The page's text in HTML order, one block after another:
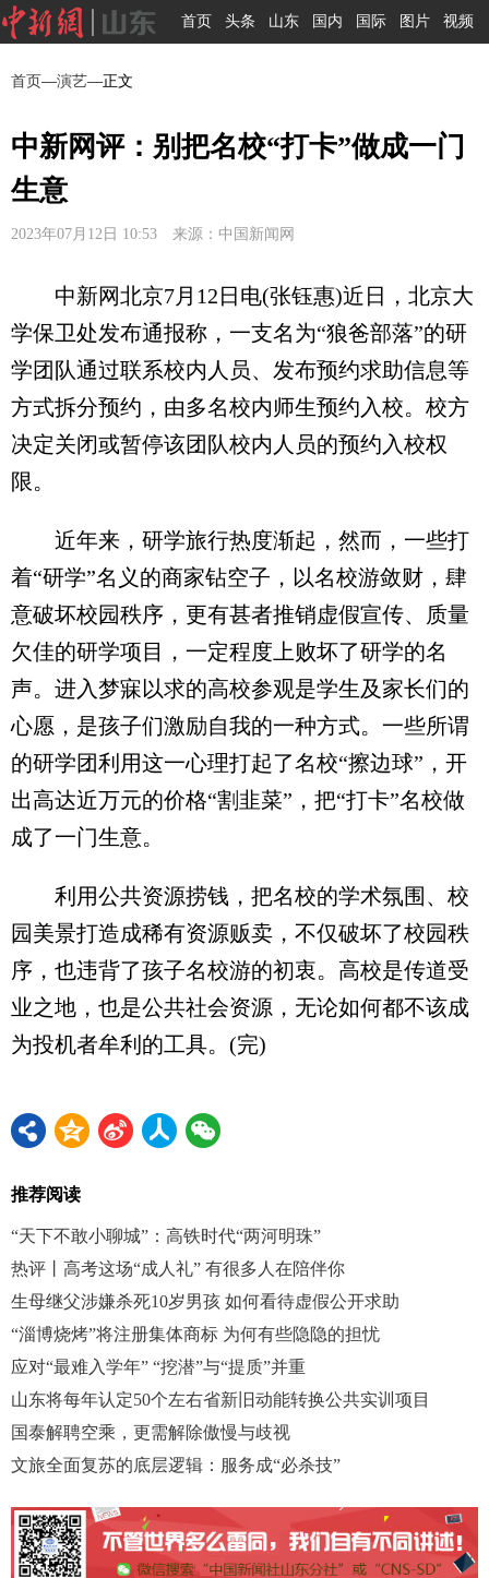
首页 头条 山东 国内 国际 图片 视频
首页—演艺—正文
中新网评：别把名校“打卡”做成一门
生意
2023年07月12日 10:53 来源：中国新闻网
中新网北京7月12日电(张钰惠)近日，北京大
学保卫处发布通报称，一支名为“狼爸部落”的研
学团队通过联系校内人员、发布预约求助信息等
方式拆分预约，由多名校内师生预约入校。校方
决定关闭或暂停该团队校内人员的预约入校权
限。
近年来，研学旅行热度渐起，然而，一些打
着“研学”名义的商家钻空子，以名校游敛财，肆
意破坏校园秩序，更有甚者推销虚假宣传、质量
欠佳的研学项目，一定程度上败坏了研学的名
声。进入梦寐以求的高校参观是学生及家长们的
心愿，是孩子们激励自我的一种方式。一些所谓
的研学团利用这一心理打起了名校“擦边球”，开
出高达近万元的价格“割韭菜”，把“打卡”名校做
成了一门生意。
利用公共资源捞钱，把名校的学术氛围、校
园美景打造成稀有资源贩卖，不仅破坏了校园秩
序，也违背了孩子名校游的初衷。高校是传道受
业之地，也是公共社会资源，无论如何都不该成
为投机者牟利的工具。(完)
推荐阅读
“天下不敢小聊城”：高铁时代“两河明珠”
热评丨高考这场“成人礼” 有很多人在陪伴你
生母继父涉嫌杀死10岁男孩 如何看待虚假公开求助
“淄博烧烤”将注册集体商标 为何有些隐隐的担忧
应对“最难入学年” “挖潜”与“提质”并重
山东将每年认定50个左右省新旧动能转换公共实训项目
国泰解聘空乘，更需解除傲慢与歧视
文旅全面复苏的底层逻辑：服务成“必杀技”